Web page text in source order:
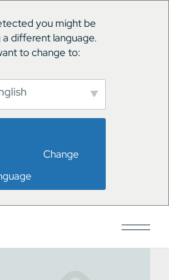
you might be
a different language.
to change to: